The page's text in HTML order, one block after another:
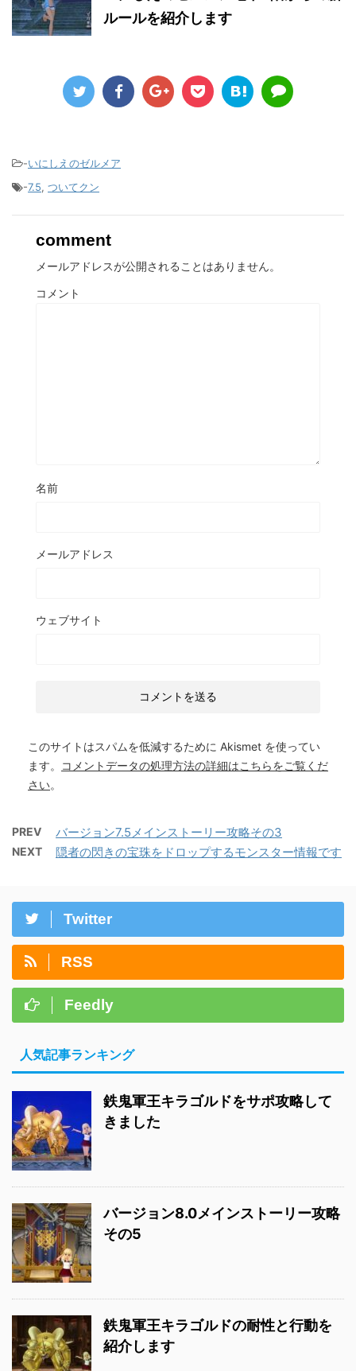
ルールを紹介します
-いにしえのゼルメア
-7.5, ついてクン
comment
メールアドレスが公開されることはありません。
コメント
名前
メールアドレス
ウェブサイト
このサイトはスパムを低減するために Akismet を使ってい
ます。
コメントデータの処理方法の詳細はこちらをご覧くだ
さい。
PREV バージョン7.5メインストーリー攻略その3
NEXT 隠者の閃きの宝珠をドロップするモンスター情報です
Twitter
RSS
Feedly
人気記事ランキング
鉄鬼軍王キラゴルドをサポ攻略して
きました
バージョン8.0メインストーリー攻略
その5
鉄鬼軍王キラゴルドの耐性と行動を
紹介します